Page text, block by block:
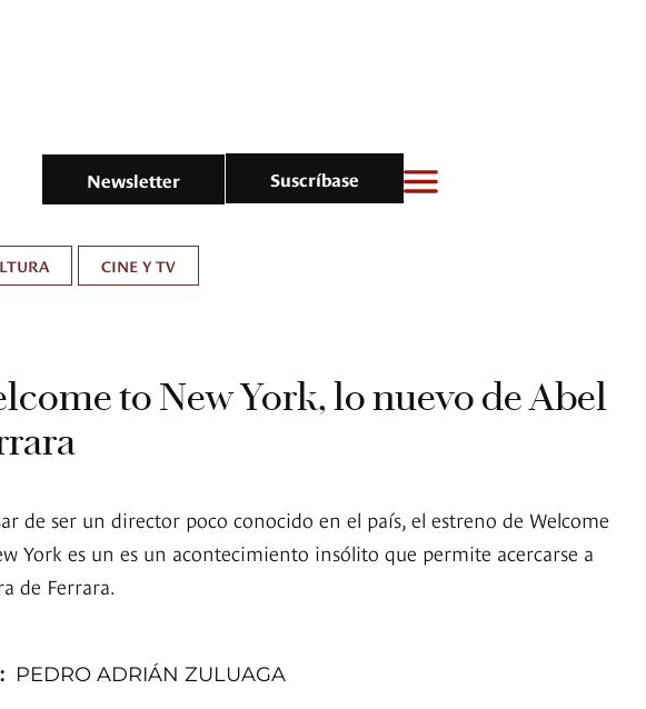
Newsletter Suscríbase
CINE Y TV
to New York, lo nuevo de Abel
de ser un director poco conocido en el país, el estreno de Welcome
York es un es un acontecimiento insólito que permite acercarse a
de Ferrara.
PEDRO ADRIÁN ZULUAGA